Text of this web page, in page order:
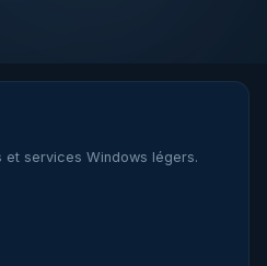
services Windows légers.